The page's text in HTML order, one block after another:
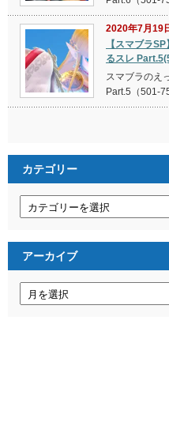
2020年7月19
【スマブラ
るスレ
スマブラのえ
Part.5（501-
カテゴリー
アーカイブ